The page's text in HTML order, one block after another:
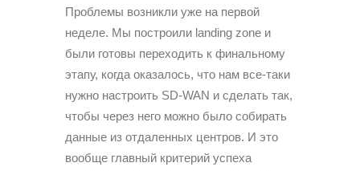
Проблемы возникли уже на первой
неделе. Мы построили landing zone и
были готовы переходить к финальному
этапу, когда оказалось, что нам все-таки
нужно настроить SD-WAN и сделать так,
чтобы через него можно было собирать
данные из отдаленных центров. И это
вообще главный критерий успеха